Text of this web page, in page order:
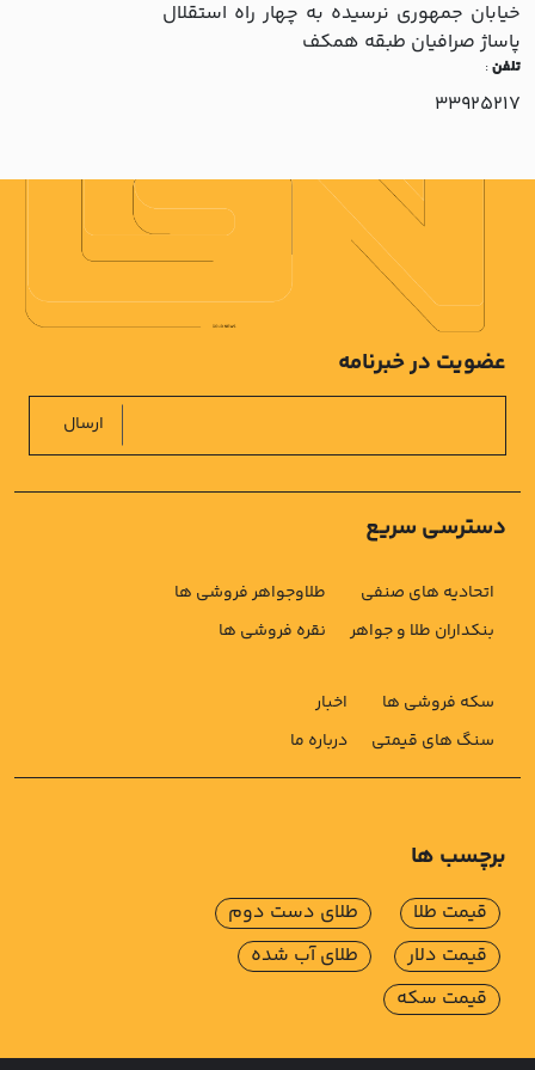
خيابان جمهوري نرسيده به چهار راه استقلال
پاساژ صرافيان طبقه همکف
تلفن:
33925217
دسترسی سریع
اتحادیه های صنفی
بنکداران طلا و جواهر
طلاوجواهر فروشی ها
نقره فروشی ها
سکه فروشی ها
سنگ های قیمتی
اخبار
درباره ما
عضویت در خبرنامه
ارسال
برچسب ها
قیمت طلا
قیمت دلار
قیمت سکه
طلای دست دوم
طلای آب شده